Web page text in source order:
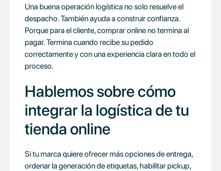
Una buena operación logística no solo resuelve el
despacho. También ayuda a construir confianza.
Porque para el cliente, comprar online no termina al
pagar. Termina cuando recibe su pedido
correctamente y con una experiencia clara en todo el
proceso.
Hablemos sobre cómo
integrar la logística de tu
tienda online
Si tu marca quiere ofrecer más opciones de entrega,
ordenar la generación de etiquetas, habilitar pickup,